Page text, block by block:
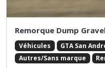
Remorque Dump
Véhicules GTA San
Autres/Sans marque